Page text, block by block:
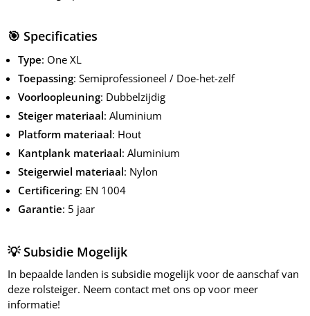
🎯 Specificaties
Type: One XL
Toepassing: Semiprofessioneel / Doe-het-zelf
Voorloopleuning: Dubbelzijdig
Steiger materiaal: Aluminium
Platform materiaal: Hout
Kantplank materiaal: Aluminium
Steigerwiel materiaal: Nylon
Certificering: EN 1004
Garantie: 5 jaar
💡 Subsidie Mogelijk
In bepaalde landen is subsidie mogelijk voor de aanschaf van
deze rolsteiger. Neem contact met ons op voor meer
informatie!